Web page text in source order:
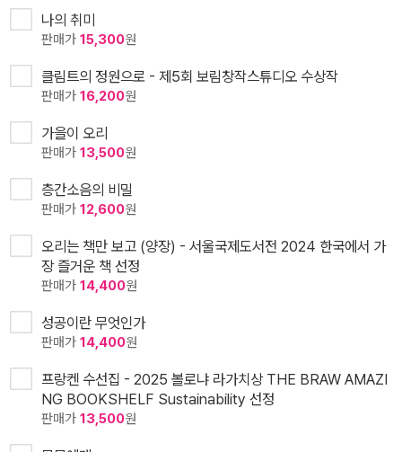
나의 취미
판매가 15,300원
클림트의 정원으로 - 제5회 보림창작스튜디오 수상작
판매가 16,200원
가을이 오리
판매가 13,500원
층간소음의 비밀
판매가 12,600원
오리는 책만 보고 (양장) - 서울국제도서전 2024 한국에서 가
장 즐거운 책 선정
판매가 14,400원
성공이란 무엇인가
판매가 14,400원
프랑켄 수선집 - 2025 볼로냐 라가치상 THE BRAW AMAZI
NG BOOKSHELF Sustainability 선정
판매가 13,500원